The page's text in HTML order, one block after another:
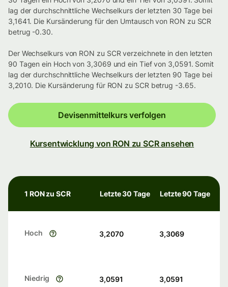
lag der durchschnittliche Wechselkurs der letzten 30 Tage bei
3,1641. Die Kursänderung für den Umtausch von RON zu SCR
betrug -0.30.
Der Wechselkurs von RON zu SCR verzeichnete in den letzten
90 Tagen ein Hoch von 3,3069 und ein Tief von 3,0591. Somit
lag der durchschnittliche Wechselkurs der letzten 90 Tage bei
3,2010. Die Kursänderung für RON zu SCR betrug -3.65.
Devisenmittelkurs verfolgen
Kursentwicklung von RON zu SCR ansehen
1 RON zu SCR Letzte 30 Tage Letzte 90 Tage
Hoch 3,2070 3,3069
Niedrig 3,0591 3,0591